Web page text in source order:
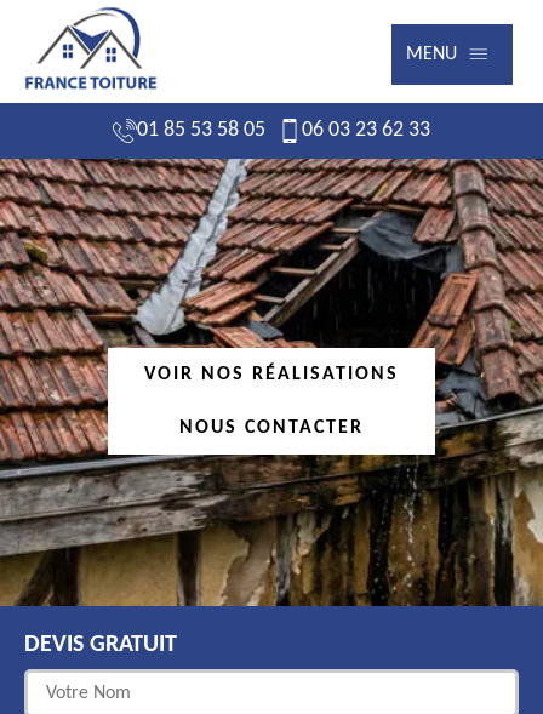
MENU
01 85 53 58 05 06 03 23 62 33
VOIR NOS RÉALISATIONS
NOUS CONTACTER
DEVIS GRATUIT